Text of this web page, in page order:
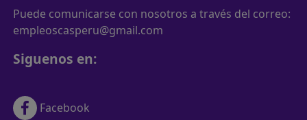
Puede comunicarse con nosotros a través del correo:
empleoscasperu@gmail.com
Siguenos en:
Facebook